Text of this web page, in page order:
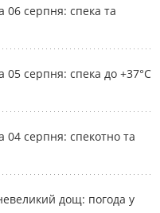
06 серпня: спека та
05 серпня: спека до +37°С
04 серпня: спекотно та
дощ: погода у